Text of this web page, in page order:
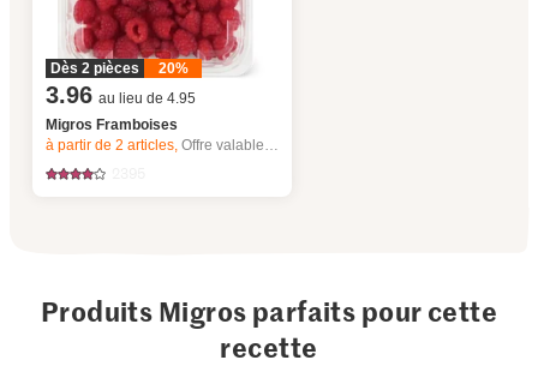
Dès 2 pièces 20%
3.96 au lieu de 4.95
Migros Framboises
à partir de 2articles,Offre valable du 6.8 au 12.8.2026, jusqu’à épuisement du stock.
Produits Migros parfaits pour cette
recette